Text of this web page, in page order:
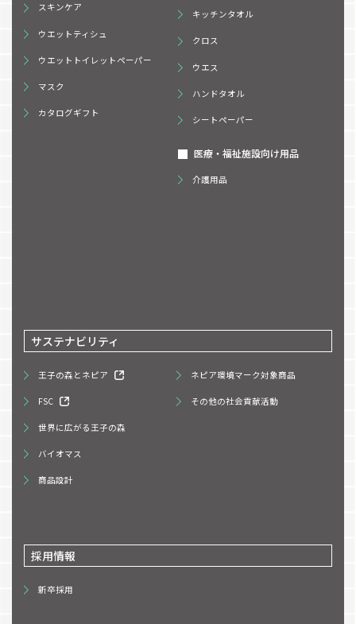
スキンケア
ウエットティシュ
ウエットトイレットペーパー
マスク
カタログギフト
キッチンタオル
クロス
ウエス
ハンドタオル
シートペーパー
医療・福祉施設向け用品
介護用品
サステナビリティ
王子の森とネピア
FSC
世界に広がる王子の森
バイオマス
商品設計
ネピア環境マーク対象商品
その他の社会貢献活動
採用情報
新卒採用